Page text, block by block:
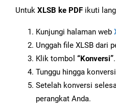
Untuk XLSB ke PDF ikuti
Kunjungi halaman web
Unggah file XLSB dari
Klik tombol “Konversi”.
Tunggu hingga
Setelah konversi
perangkat Anda.